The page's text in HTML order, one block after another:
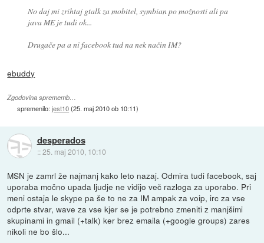
No daj mi zrihtaj gtalk za mobitel, symbian po možnosti ali pa
java ME je tudi ok...
Drugače pa a ni facebook tud na nek način IM?
ebuddy
Zgodovina sprememb…
spremenilo:jest10(25. maj 2010 ob 10:11)
desperados
::25. maj 2010, 10:10
MSN je zamrl že najmanj kako leto nazaj. Odmira tudi facebook, saj
uporaba močno upada ljudje ne vidijo več razloga za uporabo. Pri
meni ostaja le skype pa še to ne za IM ampak za voip, irc za vse
odprte stvar, wave za vse kjer se je potrebno zmeniti z manjšimi
skupinami in gmail (+talk) ker brez emaila (+google groups) zares
nikoli ne bo šlo...